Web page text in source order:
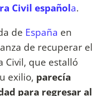
Civil española.
de España en
de recuperar el
Civil, que estalló
exilio, parecía
para regresar al